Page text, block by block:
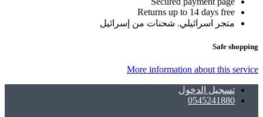
Returns up to 14 days free
متجر اسرائيلي. شحنات من إسرائيل
Safe shopping
More information about this service
تسجيل الدخول
0545241880